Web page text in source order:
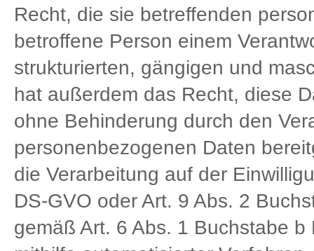
Recht, die sie betreffenden
betroffene Person einem
strukturierten, gängigen und
hat außerdem das Recht, diese
ohne Behinderung durch den
personenbezogenen Daten
die Verarbeitung auf der
DS-GVO oder Art. 9 Abs. 2
gemäß Art. 6 Abs. 1 Buchstabe